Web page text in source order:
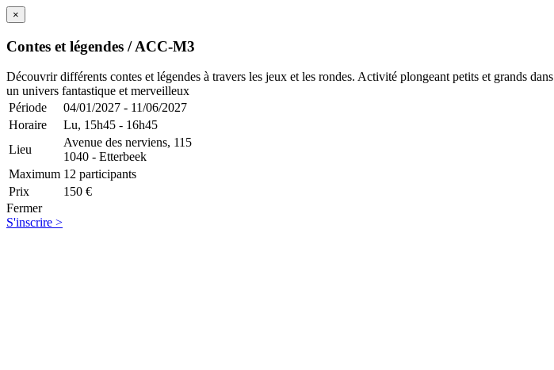
×
Contes et légendes / ACC-M3
Découvrir différents contes et légendes à travers les jeux et les rondes. Activité plongeant petits et grands dans
un univers fantastique et merveilleux
Période
04/01/2027 - 11/06/2027
Horaire
Lu, 15h45 - 16h45
Lieu
Avenue des nerviens, 115
1040 - Etterbeek
Maximum 12 participants
Prix
150 €
Fermer
S'inscrire >